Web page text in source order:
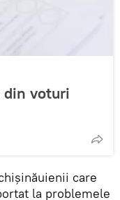
din voturi
care
la problemele